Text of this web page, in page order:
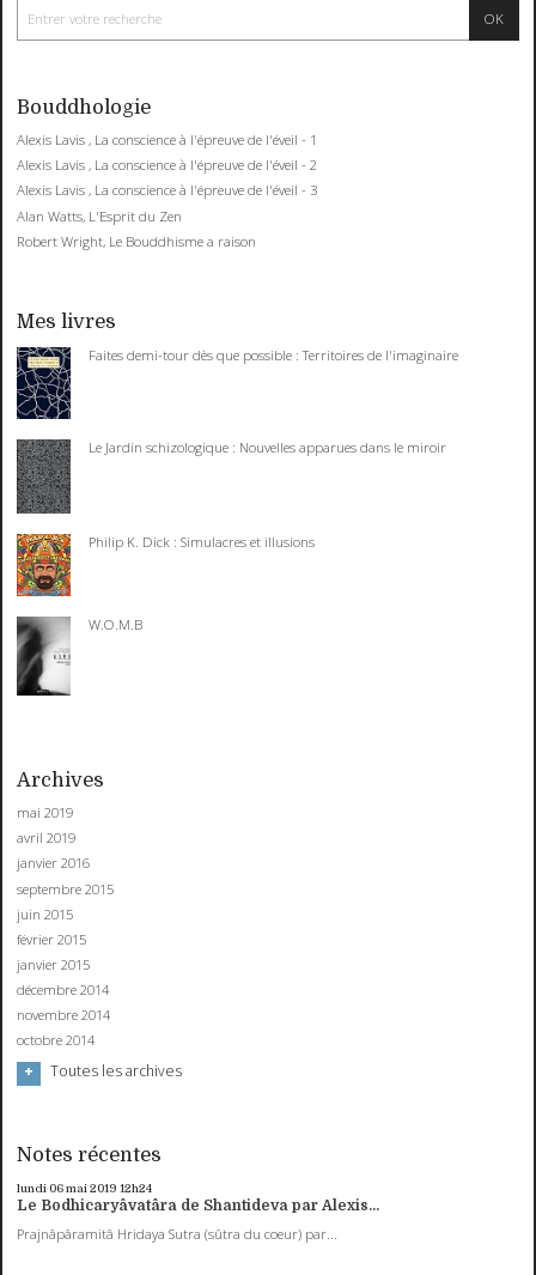
Bouddhologie
Alexis Lavis , La conscience à l'épreuve de l'éveil - 1
Alexis Lavis , La conscience à l'épreuve de l'éveil - 2
Alexis Lavis , La conscience à l'épreuve de l'éveil - 3
Alan Watts, L'Esprit du Zen
Robert Wright, Le Bouddhisme a raison
Mes livres
Faites demi-tour dès que possible : Territoires de l'imaginaire
Le Jardin schizologique : Nouvelles apparues dans le miroir
Philip K. Dick : Simulacres et illusions
W.O.M.B
Archives
mai 2019
avril 2019
janvier 2016
septembre 2015
juin 2015
février 2015
janvier 2015
décembre 2014
novembre 2014
octobre 2014
Toutes les archives
Notes récentes
lundi 06mai 2019 12h24
Le Bodhicaryâvatâra de Shantideva par Alexis...
Prajnâpâramitâ Hridaya Sutra (sûtra du coeur) par...